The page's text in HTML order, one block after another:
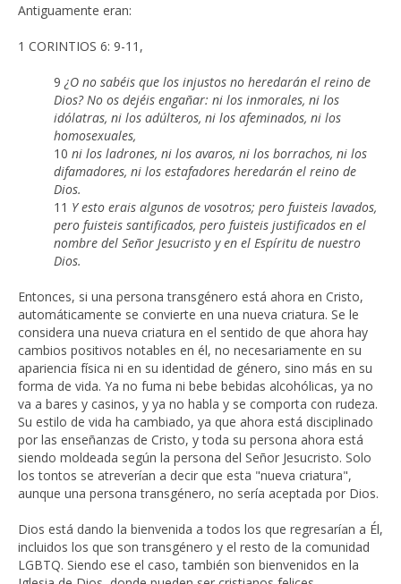
Antiguamente eran:
1 CORINTIOS 6: 9-11,
9 ¿O no sabéis que los injustos no heredarán el reino de
Dios? No os dejéis engañar: ni los inmorales, ni los
idólatras, ni los adúlteros, ni los afeminados, ni los
homosexuales,
10 ni los ladrones, ni los avaros, ni los borrachos, ni los
difamadores, ni los estafadores heredarán el reino de
Dios.
11 Y esto erais algunos de vosotros; pero fuisteis lavados,
pero fuisteis santificados, pero fuisteis justificados en el
nombre del Señor Jesucristo y en el Espíritu de nuestro
Dios.
Entonces, si una persona transgénero está ahora en Cristo,
automáticamente se convierte en una nueva criatura. Se le
considera una nueva criatura en el sentido de que ahora hay
cambios positivos notables en él, no necesariamente en su
apariencia física ni en su identidad de género, sino más en su
forma de vida. Ya no fuma ni bebe bebidas alcohólicas, ya no
va a bares y casinos, y ya no habla y se comporta con rudeza.
Su estilo de vida ha cambiado, ya que ahora está disciplinado
por las enseñanzas de Cristo, y toda su persona ahora está
siendo moldeada según la persona del Señor Jesucristo. Solo
los tontos se atreverían a decir que esta "nueva criatura",
aunque una persona transgénero, no sería aceptada por Dios.
Dios está dando la bienvenida a todos los que regresarían a Él,
incluidos los que son transgénero y el resto de la comunidad
LGBTQ. Siendo ese el caso, también son bienvenidos en la